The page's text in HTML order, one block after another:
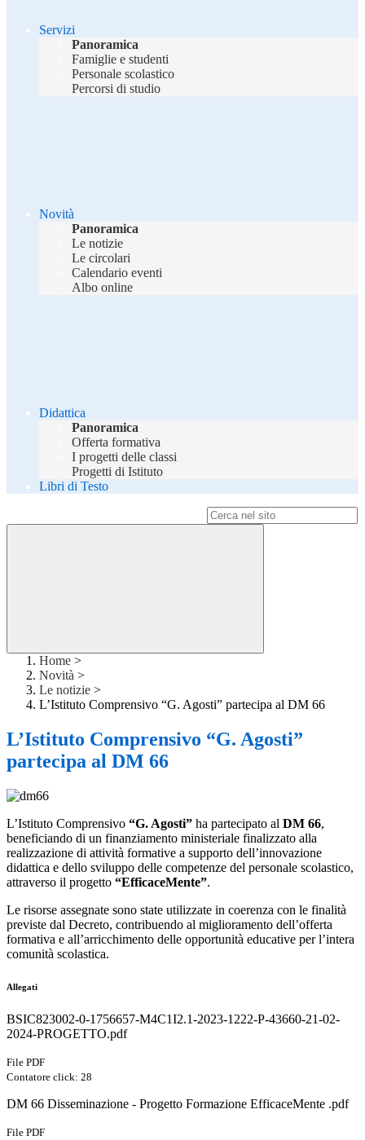
Servizi
Panoramica
Famiglie e studenti
Personale scolastico
Percorsi di studio
Novità
Panoramica
Le notizie
Le circolari
Calendario eventi
Albo online
Didattica
Panoramica
Offerta formativa
I progetti delle classi
Progetti di Istituto
Libri di Testo
Home >
Novità >
Le notizie >
L’Istituto Comprensivo “G. Agosti” partecipa al DM 66
L’Istituto Comprensivo “G. Agosti”
partecipa al DM 66
L’Istituto Comprensivo “G. Agosti” ha partecipato al DM 66,
beneficiando di un finanziamento ministeriale finalizzato alla
realizzazione di attività formative a supporto dell’innovazione
didattica e dello sviluppo delle competenze del personale scolastico,
attraverso il progetto “EfficaceMente”.
Le risorse assegnate sono state utilizzate in coerenza con le finalità
previste dal Decreto, contribuendo al miglioramento dell’offerta
formativa e all’arricchimento delle opportunità educative per l’intera
comunità scolastica.
Allegati
BSIC823002-0-1756657-M4C1I2.1-2023-1222-P-43660-21-02-
2024-PROGETTO.pdf
File PDF
Contatore click: 28
DM 66 Disseminazione - Progetto Formazione EfficaceMente .pdf
File PDF